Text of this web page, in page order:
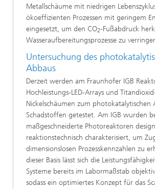
Metallschäume mit niedrigen
ökoeffizienten Prozessen mit geringem
eingesetzt, um den CO2-Fußabdruck
Wasseraufbereitungsprozesse zu
Untersuchung des
Abbaus
Derzeit werden am Fraunhofer IGB
Hochleistungs-LED-Arrays und
Nickelschäumen zum photokatalytischen
Schadstoffen getestet. Am IGB wurden
maßgeschneiderte Photoreaktoren
reaktionstechnisch charakterisiert, um
dimensionslosen Prozesskennzahlen zu
dieser Basis lässt sich die
Systeme bereits im Labormaßstab
sodass ein optimiertes Konzept für das